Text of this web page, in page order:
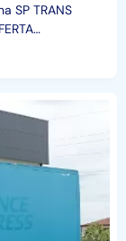
SP TRANS
WSTĘPNA: